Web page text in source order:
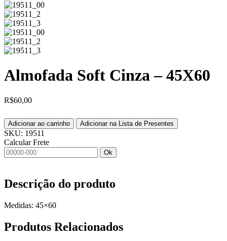
Almofada Soft Cinza – 45X60
R$60,00
Adicionar ao carrinho Adicionar na Lista de Presentes
SKU: 19511
Calcular Frete
Ok
Descrição do produto
Medidas: 45×60
Produtos Relacionados